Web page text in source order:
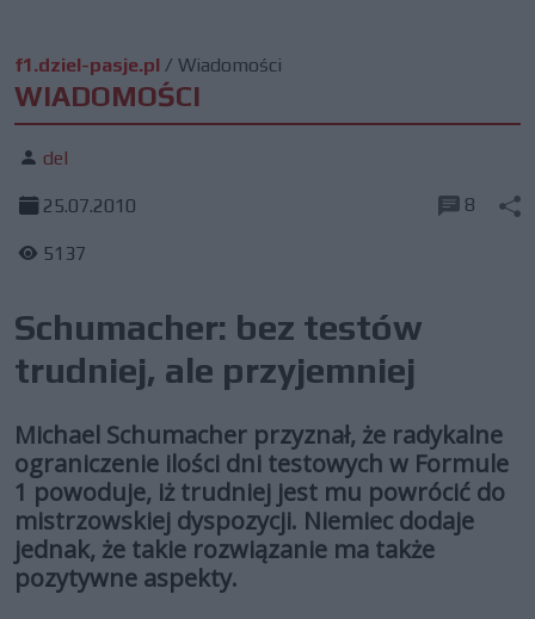
f1.dziel-pasje.pl / Wiadomości
WIADOMOŚCI
del
25.07.2010
5137
8
Schumacher: bez testów
trudniej, ale przyjemniej
Michael Schumacher przyznał, że radykalne
ograniczenie ilości dni testowych w Formule
1 powoduje, iż trudniej jest mu powrócić do
mistrzowskiej dyspozycji. Niemiec dodaje
jednak, że takie rozwiązanie ma także
pozytywne aspekty.